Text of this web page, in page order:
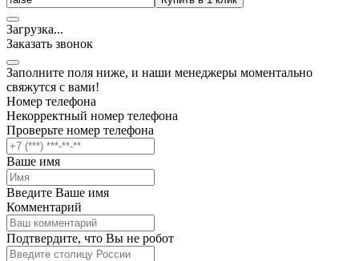
Загрузка...
Заказать звонок
Заполните поля ниже, и наши менеджеры моментально
свяжутся с вами!
Номер телефона
Некорректный номер телефона
Проверьте номер телефона
Ваше имя
Введите Ваше имя
Комментарий
Подтвердите, что Вы не робот